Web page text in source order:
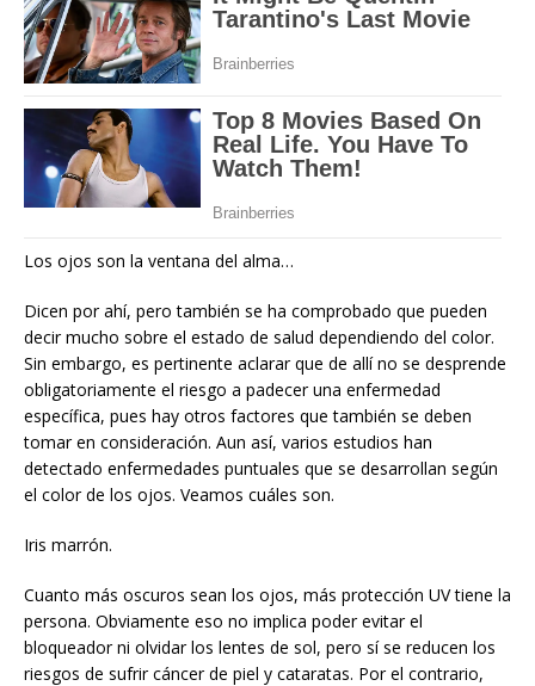
Los ojos son la ventana del alma…
Dicen por ahí, pero también se ha comprobado que pueden
decir mucho sobre el estado de salud dependiendo del color.
Sin embargo, es pertinente aclarar que de allí no se desprende
obligatoriamente el riesgo a padecer una enfermedad
específica, pues hay otros factores que también se deben
tomar en consideración. Aun así, varios estudios han
detectado enfermedades puntuales que se desarrollan según
el color de los ojos. Veamos cuáles son.
Iris marrón.
Cuanto más oscuros sean los ojos, más protección UV tiene la
persona. Obviamente eso no implica poder evitar el
bloqueador ni olvidar los lentes de sol, pero sí se reducen los
riesgos de sufrir cáncer de piel y cataratas. Por el contrario,